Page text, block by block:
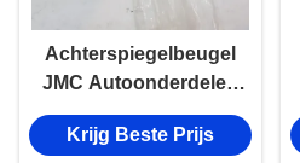
Achterspiegelbeugel
JMC Autoonderdelen
Voor JMC Truck
SHUNDA
Krijg Beste Prijs